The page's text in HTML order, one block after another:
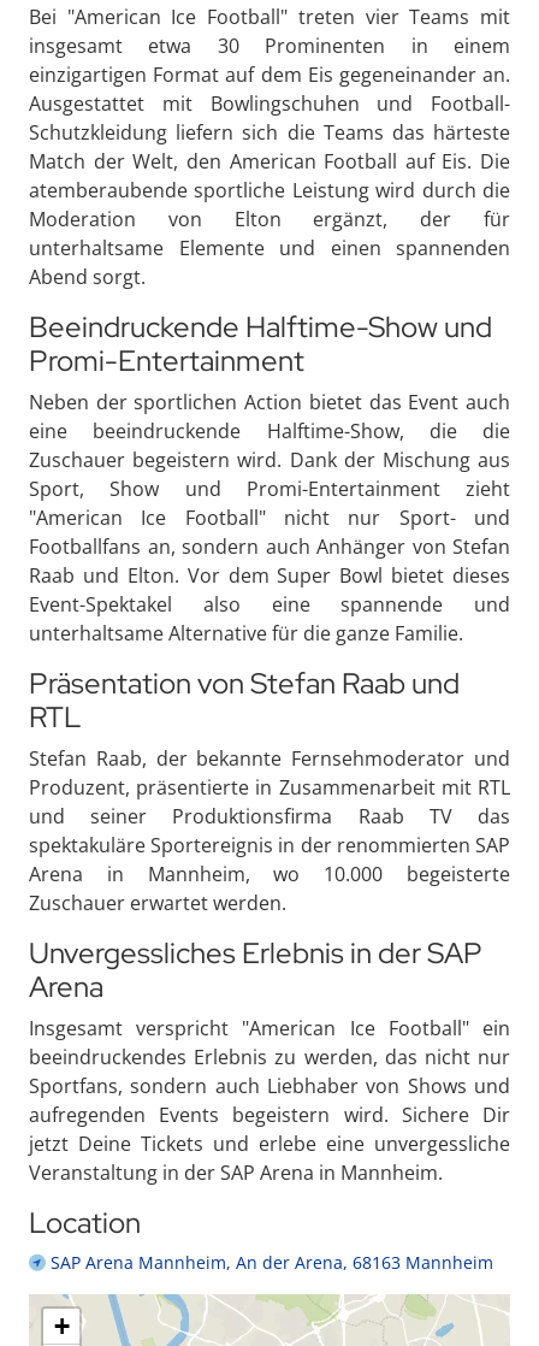
Bei "American Ice Football" treten vier Teams mit
insgesamt etwa 30 Prominenten in einem
einzigartigen Format auf dem Eis gegeneinander an.
Ausgestattet mit Bowlingschuhen und Football-
Schutzkleidung liefern sich die Teams das härteste
Match der Welt, den American Football auf Eis. Die
atemberaubende sportliche Leistung wird durch die
Moderation von Elton ergänzt, der für
unterhaltsame Elemente und einen spannenden
Abend sorgt.
Beeindruckende Halftime-Show und
Promi-Entertainment
Neben der sportlichen Action bietet das Event auch
eine beeindruckende Halftime-Show, die die
Zuschauer begeistern wird. Dank der Mischung aus
Sport, Show und Promi-Entertainment zieht
"American Ice Football" nicht nur Sport- und
Footballfans an, sondern auch Anhänger von Stefan
Raab und Elton. Vor dem Super Bowl bietet dieses
Event-Spektakel also eine spannende und
unterhaltsame Alternative für die ganze Familie.
Präsentation von Stefan Raab und
RTL
Stefan Raab, der bekannte Fernsehmoderator und
Produzent, präsentierte in Zusammenarbeit mit RTL
und seiner Produktionsfirma Raab TV das
spektakuläre Sportereignis in der renommierten SAP
Arena in Mannheim, wo 10.000 begeisterte
Zuschauer erwartet werden.
Unvergessliches Erlebnis in der SAP
Arena
Insgesamt verspricht "American Ice Football" ein
beeindruckendes Erlebnis zu werden, das nicht nur
Sportfans, sondern auch Liebhaber von Shows und
aufregenden Events begeistern wird. Sichere Dir
jetzt Deine Tickets und erlebe eine unvergessliche
Veranstaltung in der SAP Arena in Mannheim.
Location
SAP Arena Mannheim, An der Arena, 68163 Mannheim
+